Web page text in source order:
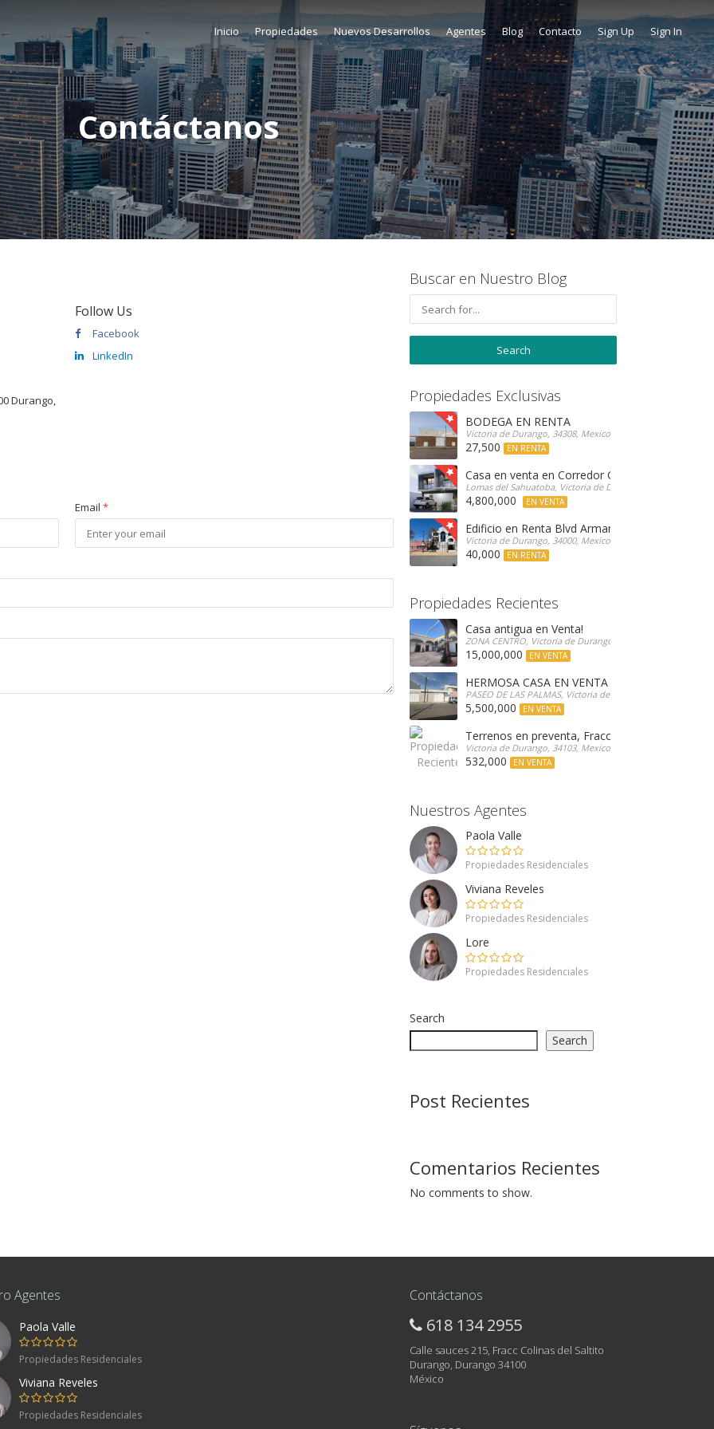
Sign Up Sign In
Inicio Propiedades Nuevos Desarrollos Agentes Blog Contacto
Contáctanos
Durango,
Follow Us
Facebook
LinkedIn
Email *
Buscar en Nuestro Blog
Propiedades Exclusivas
BODEGA EN RENTA
Victoria de Durango, 34308, Mexico
27,500 EN RENTA
Casa en venta en Corredor Campestre
Lomas del Sahuatoba, Victoria de Durango, 34196, Mexico
4,800,000 EN VENTA
Edificio en Renta Blvd Armando del Castillo
Victoria de Durango, 34000, Mexico
40,000 EN RENTA
Propiedades Recientes
Casa antigua en Venta!
ZONA CENTRO, Victoria de Durango, 34080, Mexico
15,000,000 EN VENTA
HERMOSA CASA EN VENTA
PASEO DE LAS PALMAS, Victoria de Durango, 34080, Mexico
5,500,000 EN VENTA
Terrenos en preventa, Fracc. Valle Poniente
Victoria de Durango, 34103, Mexico
532,000 EN VENTA
Nuestros Agentes
Paola Valle
Propiedades Residenciales
Viviana Reveles
Propiedades Residenciales
Lore
Propiedades Residenciales
Search
Search
Post Recientes
Comentarios Recientes
No comments to show.
Mexico
Agentes
Paola Valle
Propiedades Residenciales
Viviana Reveles
Propiedades Residenciales
Contáctanos
618 134 2955
Calle sauces 215, Fracc Colinas del Saltito
Durango, Durango 34100
México